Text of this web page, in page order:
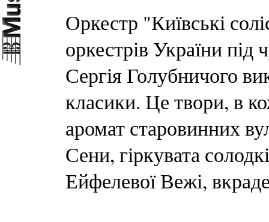
Оркестр "Київські
оркестрів України
Сергія Голубничого
класики. Це твори, в
аромат старовинних
Сени, гіркувата
Ейфелевої Вежі,